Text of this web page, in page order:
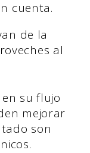
cuenta.
de la
al
su flujo
mejorar
son